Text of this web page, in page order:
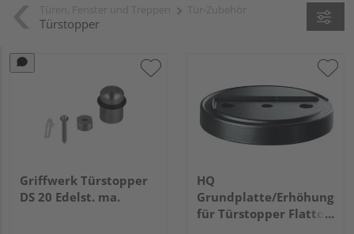
Türstopper
Griffwerk Türstopper
DS 20 Edelst. ma.
HQ
Grundplatte/
für Türstopper Flatto,